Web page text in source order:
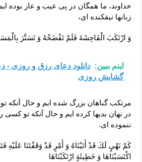
خداوند، ما همگان در پى عيب و عار بوده
زبانها نيفكنده‏ اى،
وَ ارْتَكَبَ الْفَاحِشَةَ فَلَمْ تَفْضَحْهُ وَ تَسَتَّرَ
اینم ببین: دانلود دعای رزق و روزی -
گشایش روزی
مرتكب گناهان بزرگ شده‏ ايم و حال آنكه
در نهان بديها كرده ‏ايم و حال آنكه تو كسى
ننموده ‏اى.
كَمْ نَهْيٍ لَكَ قَدْ أَتَيْنَاهُ وَ أَمْرٍ قَدْ وَقَفْتَنَا عَلَيْهِ
اكْتَسَبْنَاهَا وَ خَطِيئَةٍ ارْتَكَبْنَاهَا